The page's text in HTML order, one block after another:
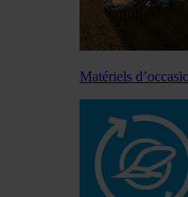
Matériels